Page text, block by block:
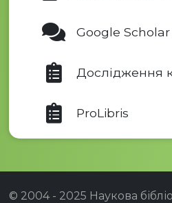
Google
Дослідження
ProLibris
© 2004 - 2025 Наукова